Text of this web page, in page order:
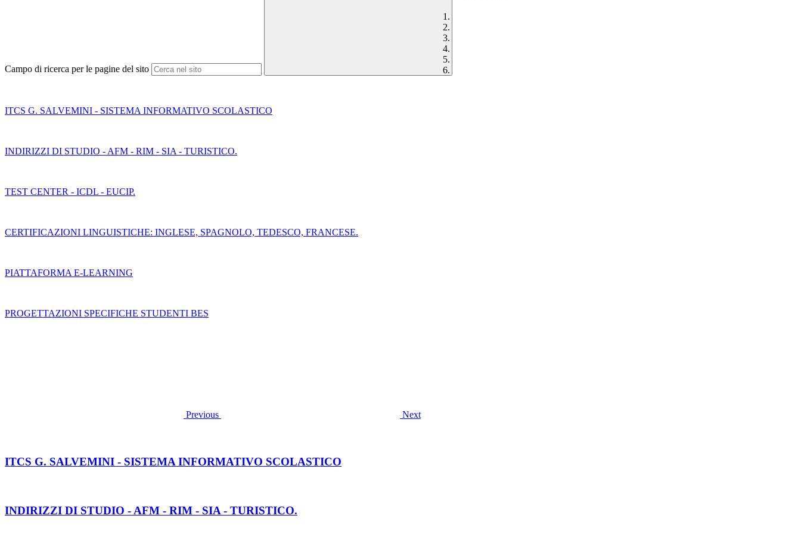
Campo di ricerca per le pagine del sito
ITCS G. SALVEMINI - SISTEMA INFORMATIVO SCOLASTICO
INDIRIZZI DI STUDIO - AFM - RIM - SIA - TURISTICO.
TEST CENTER - ICDL - EUCIP.
CERTIFICAZIONI LINGUISTICHE: INGLESE, SPAGNOLO, TEDESCO, FRANCESE.
PIATTAFORMA E-LEARNING
PROGETTAZIONI SPECIFICHE STUDENTI BES
Previous Next
ITCS G. SALVEMINI - SISTEMA INFORMATIVO SCOLASTICO
INDIRIZZI DI STUDIO - AFM - RIM - SIA - TURISTICO.